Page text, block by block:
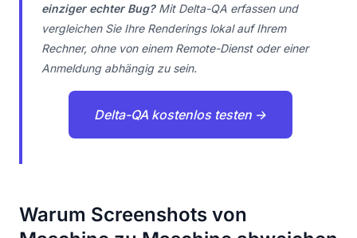
einziger echter Bug?Mit Delta-QA erfassen und
vergleichen Sie Ihre Renderings lokal auf Ihrem
Rechner, ohne von einem Remote-Dienst oder einer
Anmeldung abhängig zu sein.
Delta-QA kostenlos testen →
Warum Screenshots von